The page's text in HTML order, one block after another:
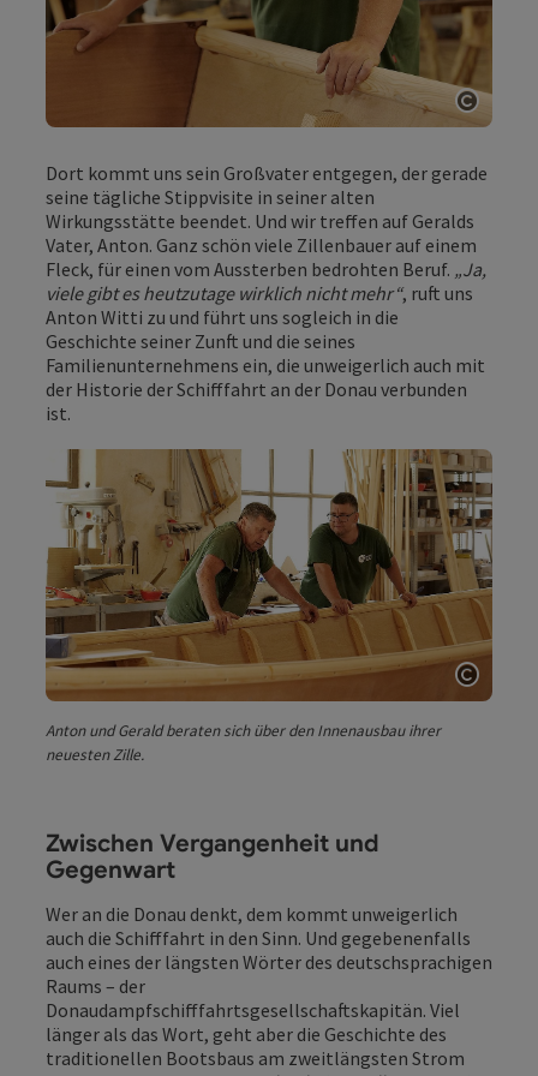
Dort kommt uns sein Großvater entgegen, der gerade
seine tägliche Stippvisite in seiner alten
Wirkungsstätte beendet. Und wir treffen auf Geralds
Vater, Anton. Ganz schön viele Zillenbauer auf einem
Fleck, für einen vom Aussterben bedrohten Beruf. „Ja,
viele gibt es heutzutage wirklich nicht mehr“, ruft uns
Anton Witti zu und führt uns sogleich in die
Geschichte seiner Zunft und die seines
Familienunternehmens ein, die unweigerlich auch mit
der Historie der Schifffahrt an der Donau verbunden
ist.
Anton und Gerald beraten sich über den Innenausbau ihrer
neuesten Zille.
Zwischen Vergangenheit und
Gegenwart
Wer an die Donau denkt, dem kommt unweigerlich
auch die Schifffahrt in den Sinn. Und gegebenenfalls
auch eines der längsten Wörter des deutschsprachigen
Raums – der
Donaudampfschifffahrtsgesellschaftskapitän. Viel
länger als das Wort, geht aber die Geschichte des
traditionellen Bootsbaus am zweitlängsten Strom